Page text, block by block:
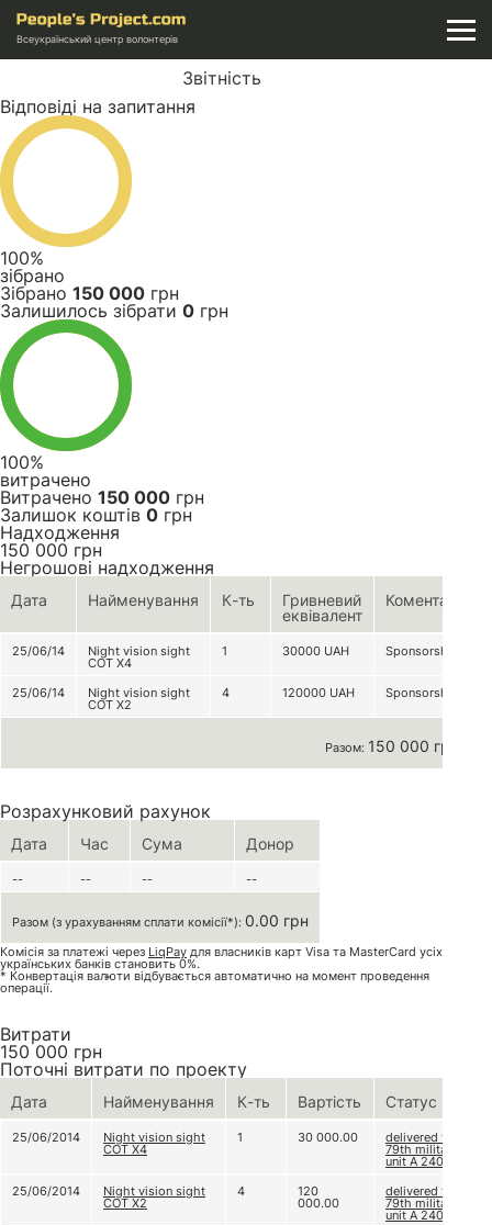
Всеукраїнський центр волонтерів
Звітність
Відповіді на запитання
100%
зібрано
Зібрано 150 000 грн
Залишилось зібрати 0 грн
100%
витрачено
Витрачено 150 000 грн
Залишок коштів 0 грн
Надходження
150 000 грн
Негрошові надходження
Дата Найменування К-ть
Гривневий
еквівалент
Коментар
25/06/14 Night vision sight
COT X4
1 30000 UAH Sponsorship
25/06/14 Night vision sight
COT X2
4 120000 UAH Sponsorship
Разом: 150 000 грн
Розрахунковий рахунок
Дата Час Сума Донор
-- -- -- --
Разом (з урахуванням сплати комісії*): 0.00 грн
Комісія за платежі через LiqPay для власників карт Visa та MasterCard усіх
українських банків становить 0%.
* Конвертація валюти відбувається автоматично на момент проведення
операції.
Витрати
150 000 грн
Поточні витрати по проекту
Дата Найменування К-ть Вартість Статус
25/06/2014 Night vision sight
СОТ X4
1 30 000.00 delivered to
79th military
unit A 2402
25/06/2014
Night vision sight
СОТ X2
4 120
000.00
delivered to
79th military
unit A 2402